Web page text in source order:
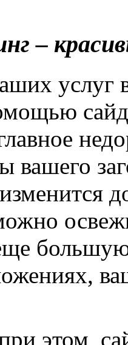
–
услуг
вашего
этом,